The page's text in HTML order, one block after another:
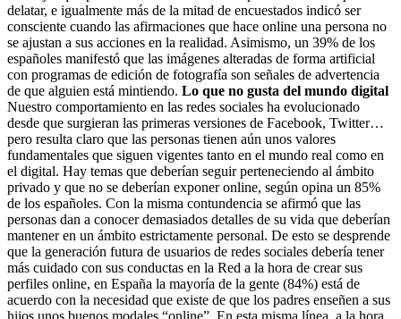
delatar, e igualmente más de la mitad de encuestados indicó ser
consciente cuando las afirmaciones que hace online una persona no
se ajustan a sus acciones en la realidad. Asimismo, un 39% de los
españoles manifestó que las imágenes alteradas de forma artificial
con programas de edición de fotografía son señales de advertencia
de que alguien está mintiendo. Lo que no gusta del mundo digital
Nuestro comportamiento en las redes sociales ha evolucionado
desde que surgieran las primeras versiones de Facebook, Twitter…
pero resulta claro que las personas tienen aún unos valores
fundamentales que siguen vigentes tanto en el mundo real como en
el digital. Hay temas que deberían seguir perteneciendo al ámbito
privado y que no se deberían exponer online, según opina un 85%
de los españoles. Con la misma contundencia se afirmó que las
personas dan a conocer demasiados detalles de su vida que deberían
mantener en un ámbito estrictamente personal. De esto se desprende
que la generación futura de usuarios de redes sociales debería tener
más cuidado con sus conductas en la Red a la hora de crear sus
perfiles online, en España la mayoría de la gente (84%) está de
acuerdo con la necesidad que existe de que los padres enseñen a sus
hijos unos buenos modales “online”. En esta misma línea, a la hora